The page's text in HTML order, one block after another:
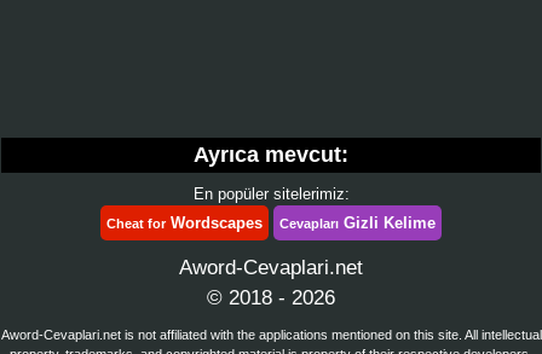
Ayrıca mevcut:
En popüler sitelerimiz:
Cheat forWordscapes Cevapları Gizli Kelime
Aword-Cevaplari.net
© 2018 - 2026
Aword-Cevaplari.net is not affiliated with the applications mentioned on this site. All intellectual